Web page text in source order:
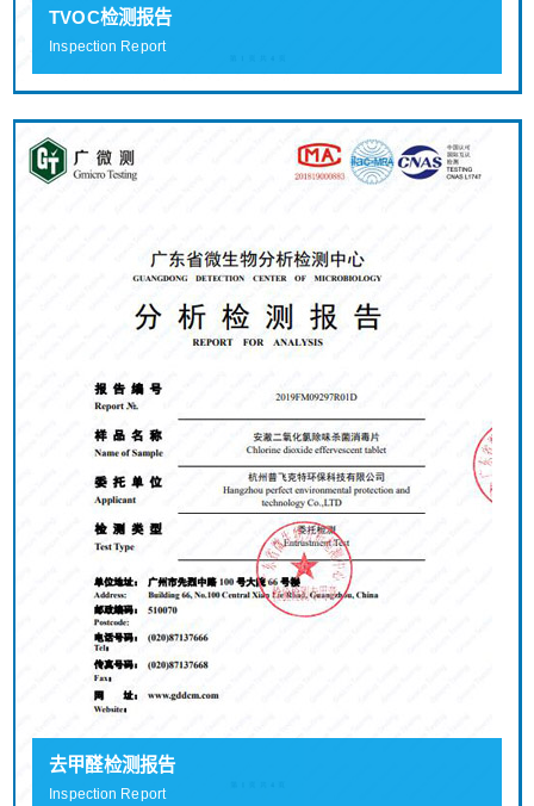
TVOC检测报告
Inspection Report
去甲醛检测报告
Inspection Report